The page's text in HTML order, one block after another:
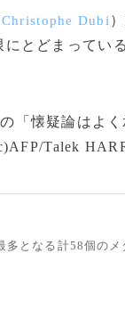
Christophe Dubi
とどまってい
「懐疑論はよ
Talek
となる計58個のメ